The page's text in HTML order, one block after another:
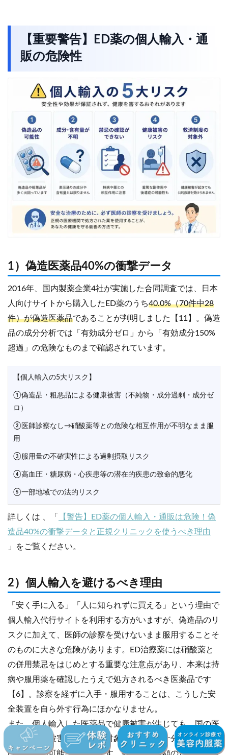
【重要警告】ED薬の個人輸入・通
販の危険性
1）偽造医薬品40%の衝撃データ
2016年、国内製薬企業4社が実施した合同調査では、日本
人向けサイトから購入したED薬のうち40.0%（70件中28
件）が偽造医薬品であることが判明しました【11】。偽造
品の成分分析では「有効成分ゼロ」から「有効成分150%
超過」の危険なものまで確認されています。
【個人輸入の5大リスク】
①偽造品・粗悪品による健康被害（不純物・成分過剰・成分ゼ
ロ）
②医師診察なし→硝酸薬等との危険な相互作用が不明なまま服
用
③服用量の不確実性による過剰摂取リスク
④高血圧・糖尿病・心疾患等の潜在的疾患の致命的悪化
⑤一部地域での法的リスク
詳しくは 、「
【警告】ED薬の個人輸入・通販は危険！偽
造品40%の衝撃データと正規クリニックを使うべき理由
」をご覧ください。
2）個人輸入を避けるべき理由
「安く手に入る」「人に知られずに買える」という理由で
個人輸入代行サイトを利用する方がいますが、偽造品のリ
スクに加えて、医師の診察を受けないまま服用することそ
のものに大きな危険があります。ED治療薬には硝酸薬と
の併用禁忌をはじめとする重要な注意点があり、本来は持
病や服用薬を確認したうえで処方されるべき医薬品です
【6】。診察を経ずに入手・服用することは、こうした安
全装置を自ら外す行為にほかなりません。
また、個人輸入した医薬品で健康被害が生じても、国の医
薬品副作用被害救済制度の対象外となり、十分な補償を受